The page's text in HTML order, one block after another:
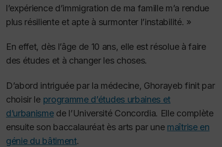
l’expérience d’immigration de ma famille m’a rendue
plus résiliente et apte à surmonter l’instabilité. »
En effet, dès l’âge de 10 ans, elle est résolue à faire
des études et à changer les choses.
D’abord intriguée par la médecine, Ghorayeb finit par
choisir le programme d’études urbaines et
d’urbanismede l’Université Concordia. Elle complète
ensuite son baccalauréat ès arts par une maîtrise en
génie du bâtiment.